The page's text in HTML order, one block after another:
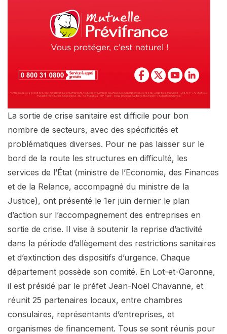
La sortie de crise sanitaire est difficile pour bon
nombre de secteurs, avec des spécificités et
problématiques diverses. Pour ne pas laisser sur le
bord de la route les structures en difficulté, les
services de l’État (ministre de l’Economie, des Finances
et de la Relance, accompagné du ministre de la
Justice), ont présenté le 1er juin dernier le plan
d’action sur l’accompagnement des entreprises en
sortie de crise. Il vise à soutenir la reprise d’activité
dans la période d’allègement des restrictions sanitaires
et d’extinction des dispositifs d’urgence. Chaque
département possède son comité. En Lot-et-Garonne,
il est présidé par le préfet Jean-Noël Chavanne, et
réunit 25 partenaires locaux, entre chambres
consulaires, représentants d’entreprises, et
organismes de financement. Tous se sont réunis pour